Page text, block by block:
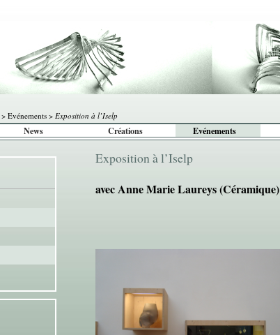
> Evénements > Exposition à l’Iselp
News Créations Evénements
Exposition à l’Iselp
avec Anne Marie Laureys (Céramique)